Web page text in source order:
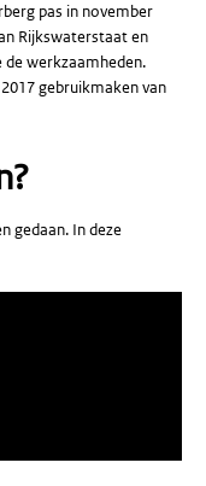
pas in november
Rijkswaterstaat en
de werkzaamheden.
gebruikmaken van
gedaan. In deze